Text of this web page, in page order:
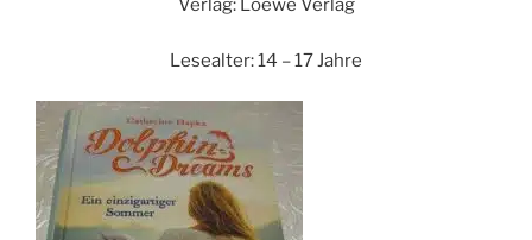
Verlag: Loewe Verlag
Lesealter: 14 – 17 Jahre